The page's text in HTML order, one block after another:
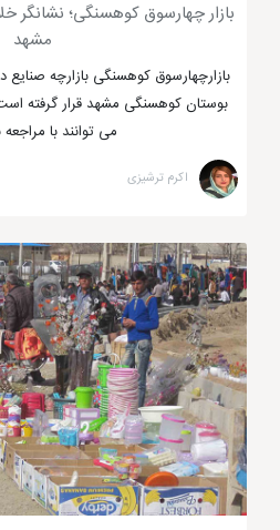
بازار چهارسوق کوهسنگی؛ نشانگر
مشهد
بازارچهارسوق کوهسنگی بازارچه
بوستان کوهسنگی مشهد قرار گرفته
می توانند با
اکرم ترشیزی